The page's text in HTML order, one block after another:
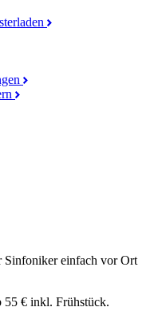
Sinfoniker einfach vor Ort
55 € inkl. Frühstück.